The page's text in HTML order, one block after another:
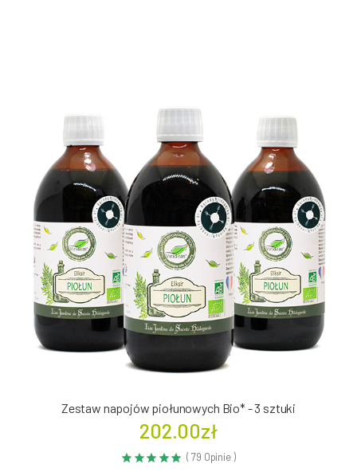
Zestaw napojów piołunowych Bio* - 3 sztuki
202.00zł
( 79 Opinie )